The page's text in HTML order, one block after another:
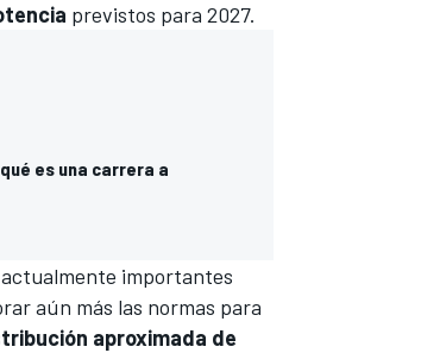
previstos para 2027.
es una carrera a
importantes
aún más las normas para
aproximada de